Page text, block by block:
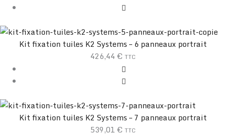
Kit fixation tuiles K2 Systems – 6 panneaux portrait
426,44 € TTC
Kit fixation tuiles K2 Systems – 7 panneaux portrait
539,01 € TTC